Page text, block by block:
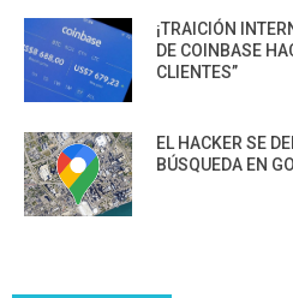
¡TRAICIÓN
DE COINBASE
CLIENTES”
EL HACKER SE
BÚSQUEDA EN